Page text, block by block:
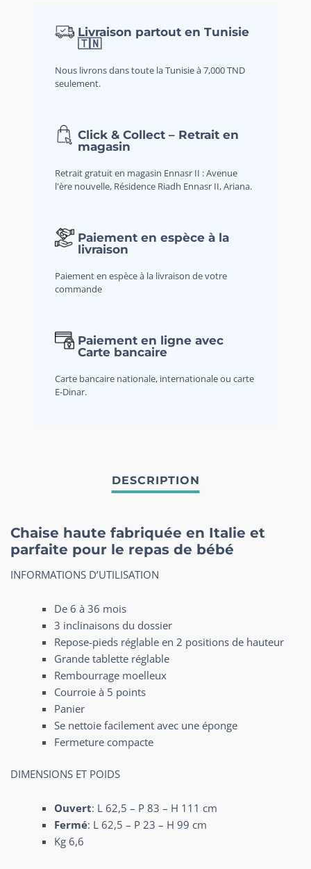
Livraison partout en Tunisie
🇹🇳
Nous livrons dans toute la Tunisie à 7,000 TND
seulement.
Click & Collect – Retrait en
magasin
Retrait gratuit en magasin Ennasr II : Avenue
l'ère nouvelle, Résidence Riadh Ennasr II, Ariana.
Paiement en espèce à la
livraison
Paiement en espèce à la livraison de votre
commande
Paiement en ligne avec
Carte bancaire
Carte bancaire nationale, internationale ou carte
E-Dinar.
Chaise haute fabriquée en Italie et
parfaite pour le repas de bébé
INFORMATIONS D’UTILISATION
De 6 à 36 mois
3 inclinaisons du dossier
Repose-pieds réglable en 2 positions de hauteur
Grande tablette réglable
Rembourrage moelleux
Courroie à 5 points
Panier
Se nettoie facilement avec une éponge
Fermeture compacte
DIMENSIONS ET POIDS
Ouvert: L 62,5 – P 83 – H 111 cm
Fermé: L 62,5 – P 23 – H 99 cm
Kg 6,6